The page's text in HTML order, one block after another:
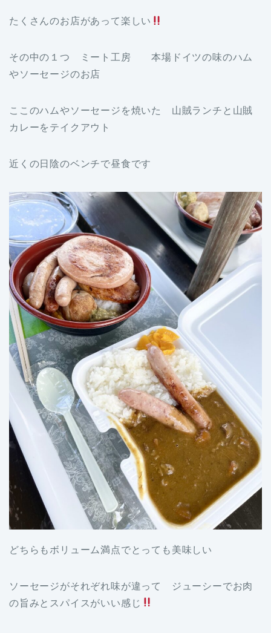
たくさんのお店があって楽しい
その中の１つ ミート工房 本場ドイツの味のハム
やソーセージのお店
ここのハムやソーセージを焼いた 山賊ランチと山賊
カレーをテイクアウト
近くの日陰のベンチで昼食です
どちらもボリューム満点でとっても美味しい
ソーセージがそれぞれ味が違って ジューシーでお肉
の旨みとスパイスがいい感じ